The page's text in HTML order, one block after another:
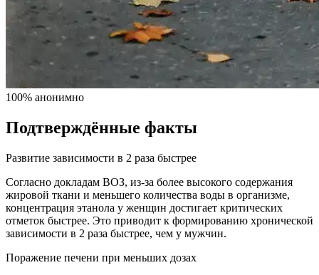
100% анонимно
Подтверждённые факты
Развитие зависимости в 2 раза быстрее
Согласно докладам ВОЗ, из-за более высокого содержания
жировой ткани и меньшего количества воды в организме,
концентрация этанола у женщин достигает критических
отметок быстрее. Это приводит к формированию хронической
зависимости в 2 раза быстрее, чем у мужчин.
Поражение печени при меньших дозах